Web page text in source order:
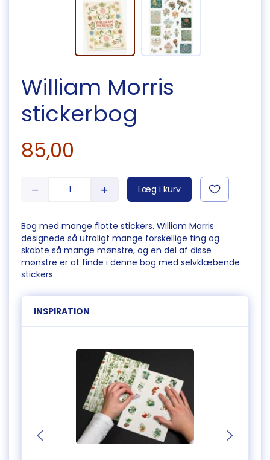
William Morris
stickerbog
85,00
Læg i kurv
Bog med mange flotte stickers. William Morris
designede så utroligt mange forskellige ting og
skabte så mange mønstre, og en del af disse
mønstre er at finde i denne bog med selvklæbende
stickers.
INSPIRATION